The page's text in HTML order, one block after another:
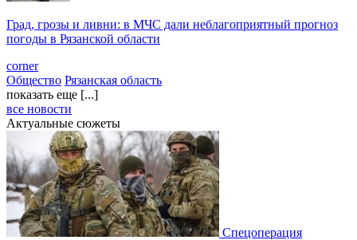
Град, грозы и ливни: в МЧС дали неблагоприятный прогноз
погоды в Рязанской области
corner
Общество Рязанская область
показать еще [...]
все новости
Актуальные сюжеты
Спецоперация